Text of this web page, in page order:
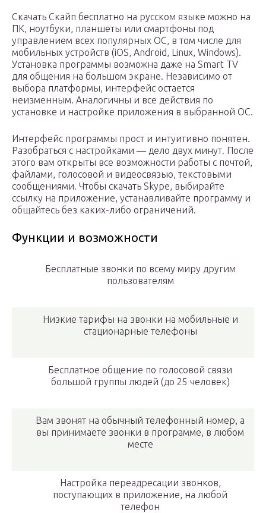
Скачать Скайп бесплатно на русском языке можно на
ПК, ноутбуки, планшеты или смартфоны под
управлением всех популярных ОС, в том числе для
мобильных устройств (iOS, Android, Linux, Windows).
Установка программы возможна даже на Smart TV
для общения на большом экране. Независимо от
выбора платформы, интерфейс остается
неизменным. Аналогичны и все действия по
установке и настройке приложения в выбранной ОС.
Интерфейс программы прост и интуитивно понятен.
Разобраться с настройками — дело двух минут. После
этого вам открыты все возможности работы с почтой,
файлами, голосовой и видеосвязью, текстовыми
сообщениями. Чтобы скачать Skype, выбирайте
ссылку на приложение, устанавливайте программу и
общайтесь без каких-либо ограничений.
Функции и возможности
Бесплатные звонки по всему миру другим
пользователям
Низкие тарифы на звонки на мобильные и
стационарные телефоны
Бесплатное общение по голосовой связи
большой группы людей (до 25 человек)
Вам звонят на обычный телефонный номер, а
вы принимаете звонки в программе, в любом
месте
Настройка переадресации звонков,
поступающих в приложение, на любой
телефон